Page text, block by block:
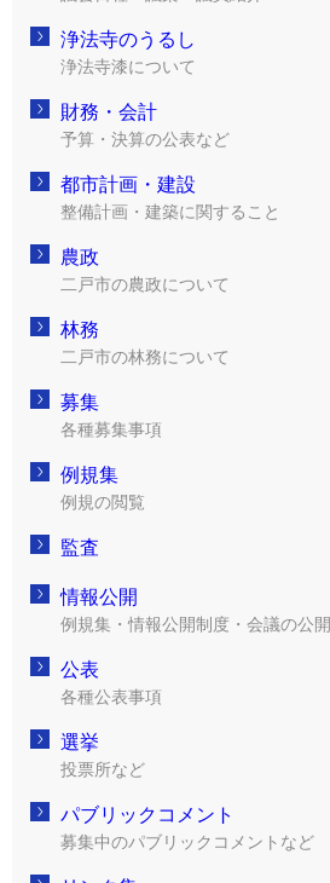
浄法寺のうるし
浄法寺漆について
財務・会計
予算・決算の公表など
都市計画・建設
整備計画・建築に関すること
農政
二戸市の農政について
林務
二戸市の林務について
募集
各種募集事項
例規集
例規の閲覧
監査
情報公開
例規集・情報公開制度・会議の公開
公表
各種公表事項
選挙
投票所など
パブリックコメント
募集中のパブリックコメントなど